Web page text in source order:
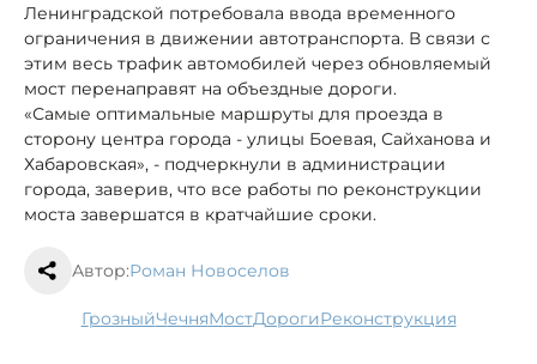
Ленинградской потребовала ввода временного
ограничения в движении автотранспорта. В связи с
этим весь трафик автомобилей через обновляемый
мост перенаправят на объездные дороги.
«Самые оптимальные маршруты для проезда в
сторону центра города - улицы Боевая, Сайханова и
Хабаровская», - подчеркнули в администрации
города, заверив, что все работы по реконструкции
моста завершатся в кратчайшие сроки.
Автор:Роман Новоселов
Грозный Чечня мост дороги реконструкция